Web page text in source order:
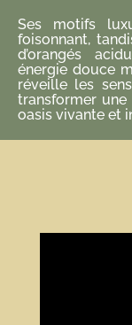
Ses motifs
foisonnant,
d’orangés
énergie douce
réveille les
transformer
oasis vivante et